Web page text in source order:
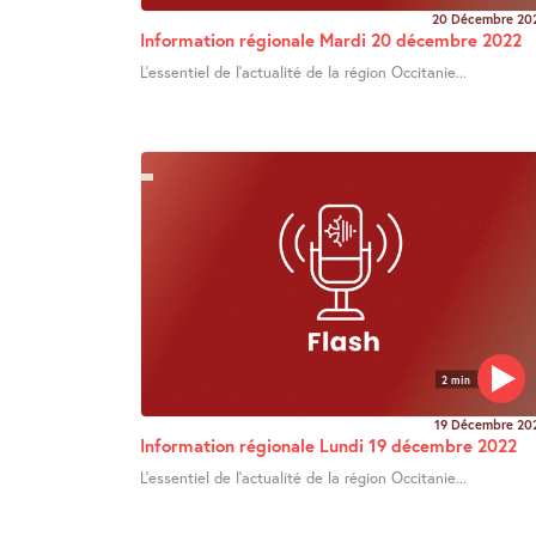
20 Décembre
Information régionale Mardi 20 décembre 2022
L’essentiel de l’actualité de la région Occitanie...
2 min
19 Décembre
Information régionale Lundi 19 décembre 2022
L’essentiel de l’actualité de la région Occitanie...